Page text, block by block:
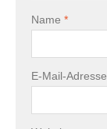
Name *
E-Mail-Adresse